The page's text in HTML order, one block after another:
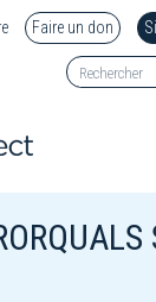
Faire un don